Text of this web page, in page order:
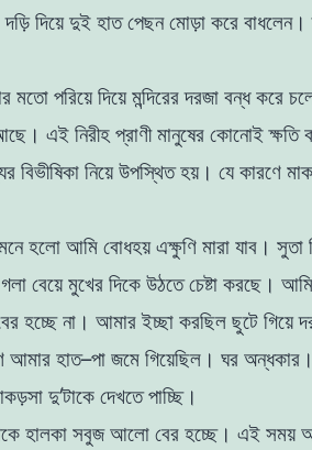
দিয়েদুই হাতপেছনমােড়া করে বাধলেন।
মতাে পরিয়েদিয়েমন্দিরেরদরজা বন্ধকরে
। এই নিরীহ প্রাণীমানুষের কোনােইক্ষতি
বিভীষিকা নিয়েউপস্থিতহয়। যেকারণে
হলাে আমি বােধহয়এক্ষুণি মারা যাব। সুতা
গলা বেয়েমুখের দিকে উঠতেচেষ্টা করছে । আমি
হচ্ছেনা । আমারইচ্ছা করছিল ছুটে গিয়ে
আমার হাত–পা জমে গিয়েছিল । ঘর অন্ধকার ।
দু’টাকে দেখতেপাচ্ছি।
হালকা সবুজআলাে বের হচ্ছে। এই সময়